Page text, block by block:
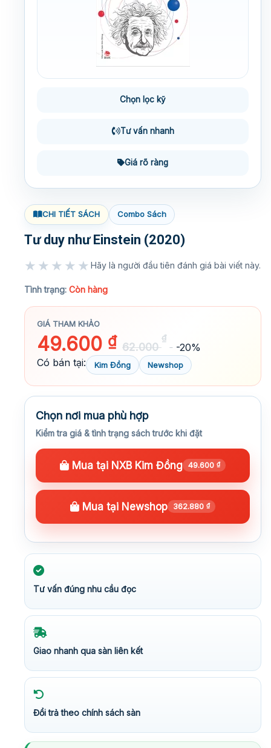
Chọn lọc kỹ
Tư vấn nhanh
Giá rõ ràng
CHI TIẾT SÁCH Combo Sách
Tư duy như Einstein (2020)
★★★★★ Hãy là người đầu tiên đánh giá bài viết này.
Tình trạng: Còn hàng
GIÁ THAM KHẢO
49.600 ₫ 62.000
₫
-20%
Có bán tại:
Kim Đồng Newshop
Chọn nơi mua phù hợp
Kiểm tra giá & tình trạng sách trước khi đặt
Mua tại NXB Kim Đồng 49.600 ₫
Mua tại Newshop 362.880 ₫
Tư vấn đúng nhu cầu đọc
Giao nhanh qua sàn liên kết
Đổi trả theo chính sách sàn